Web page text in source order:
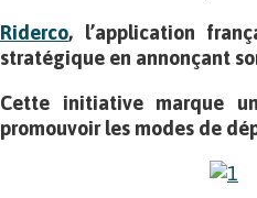
Riderco, l’application
stratégique en annonçant
Cette initiative marque
promouvoir les modes de